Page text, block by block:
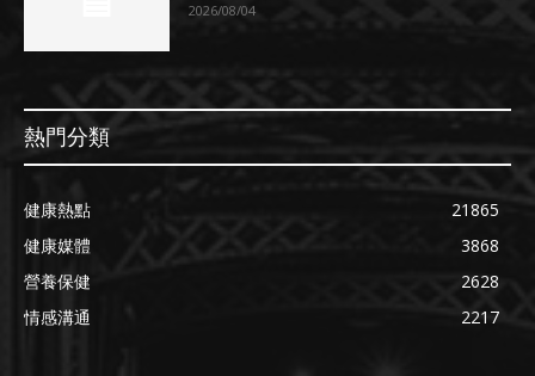
2026/08/04
熱門分類
健康熱點
21865
健康媒體
3868
營養保健
2628
情感溝通
2217